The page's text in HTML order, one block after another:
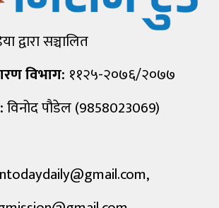
द्वारा सञ्चालित
विभाग: ११२५-२०७६/२०७७
विनोद पौडेल (9858023069)
,